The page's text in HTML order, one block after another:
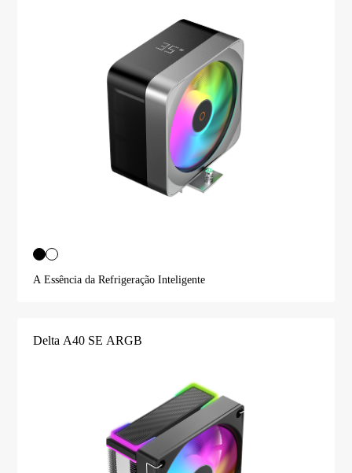
A Essência da Refrigeração Inteligente
Delta A40 SE ARGB